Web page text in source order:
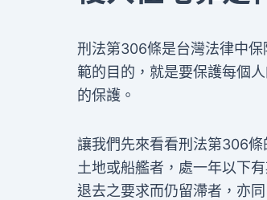
刑法第306條是台灣法律中
範的目的，就是要保護每個
的保護。
讓我們先來看看刑法第306
土地或船艦者，處一年以下
退去之要求而仍留滯者，亦同